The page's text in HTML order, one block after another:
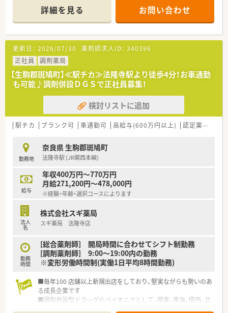
■古くからある店舗のため、地元での認知度は高く、日々100名
を超える患者様が来局される活気のある店舗です。
■薬剤師は常時3～4名が在籍し、他に医療事務もおり協力し合
いながら効率的に業務を行っています。
■お休みも比較的取得しやすく「お互い様精神」が根付いてお
り、雰囲気の良い店舗です。
■ご面接時に適性をみて配属店舗を最終決定いたします。
当店舗以外での配属となる可能性もございます。
＜こんな会社です＞
■全国にグループ全体で400店舗以上運営している大手調剤薬
大手と地場チェーンの良いところを取っている会社です。
■母体にあたる親会社は一部上場の安定企業で、
きるようエリア毎に運営会社を分けています。
■近畿圏内だけでも50店舗以上出店しております。
■病院門前2割、クリニック門前/モールが8割のため幅広く勉強
をしたい方にも、地域の方やドクターとしっかりコミュニケーシ
ョンを取りたい方にもおすすめです。
■特徴は、“全国展開”でありながら“地域密着”の取り組みを大切
にしている薬局様です。
局」を追求されています。
■入社を決めた理由 第1位は「薬局の雰囲気」！！新入社員アン
店舗数が多いのに、薬剤師の平均年齢が36歳と経験豊富なベテ
ラン社員が多い調剤薬局様です。
■基本店舗異動は双方合意の上で行います。会社都合の転勤は
■一般勤務薬剤師⇒管理薬剤師⇒エリアマネージャー⇒本部付
け薬剤師としっかりしたキャリアパスが可能！
■本部付け薬剤師として調剤業務以外の事に携わる事も可能で
詳細を見る お問い合わせ
更新日： 2026/07/30 薬剤師求人ID： 340396
正社員
調剤薬局
【生駒郡斑鳩町】≪駅チカ≫法隆寺駅より徒歩4分！お車通勤
も可能♪調剤併設ＤＧＳで正社員募集！
検討リストに追加
駅チカ ブランク可 車通勤可 高給与(600万円以上) 認定薬剤師取得支援あり
勤務地
奈良県 生駒郡斑鳩町
法隆寺駅 (JR関西本線)
給与
年収400万円～770万円
月給271,200円～478,000円
※経験・年齢・選択コースによります
法人
名
株式会社スギ薬局
スギ薬局 法隆寺店
勤務
時間
[総合薬剤師] 開局時間に合わせてシフト制勤務
[調剤薬剤師] 9:00～19:00内の勤務
※変形労働時間制(実働1日平均8時間勤務)
■毎年100 店舗以上新規出店をしており、堅実ながらも勢いのあ
る成長企業です
■調剤併設型ドラッグのパイオニアとして、関東、東海、関西、北